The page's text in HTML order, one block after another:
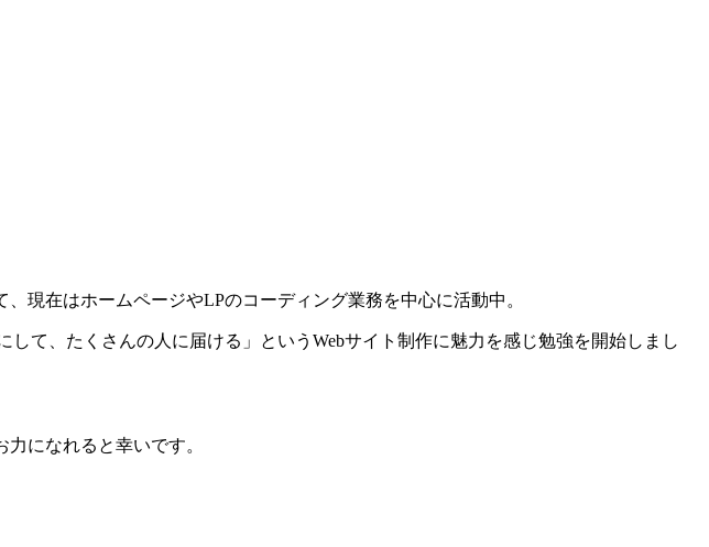
現在はホームページやLPのコーディング業務を中心に活動中。
て、たくさんの人に届ける」というWebサイト制作に魅力を感じ勉強を開始しまし
になれると幸いです。